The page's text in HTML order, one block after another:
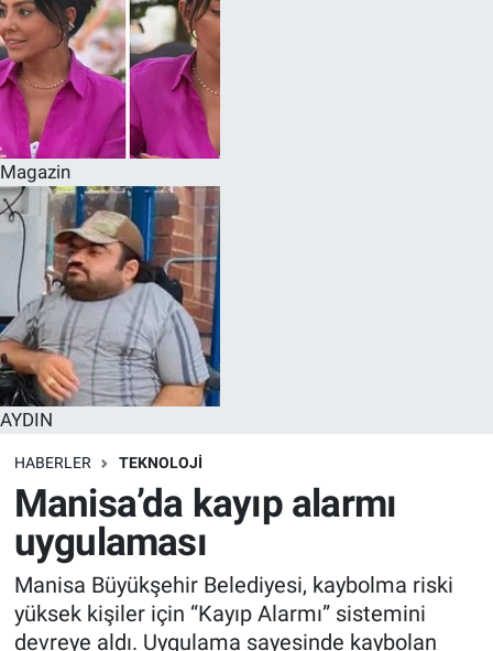
Magazin
AYDIN
HABERLER TEKNOLOJİ
Manisa’da kayıp alarmı
uygulaması
Manisa Büyükşehir Belediyesi, kaybolma riski
yüksek kişiler için “Kayıp Alarmı” sistemini
devreye aldı. Uygulama sayesinde kaybolan